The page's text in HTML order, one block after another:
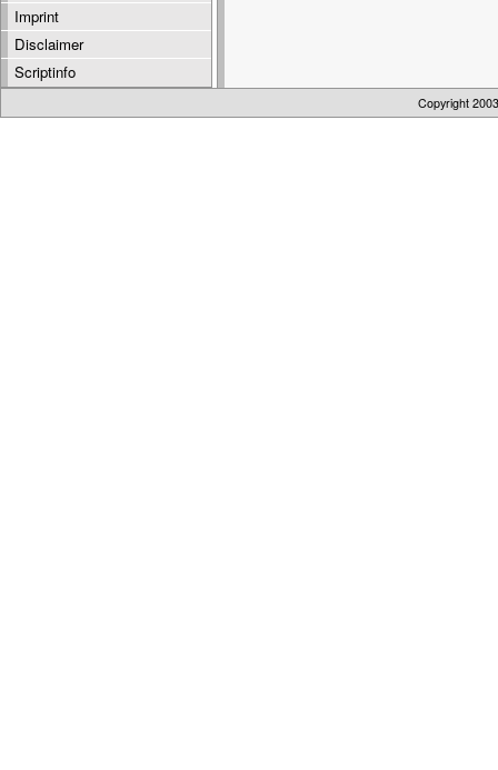
Imprint
Disclaimer
Scriptinfo
Copyright